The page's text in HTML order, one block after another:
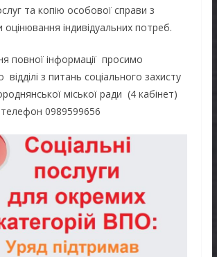
та копію особової справи з
індивідуальних потреб.
повної інформації просимо
відділі з питань соціального захисту
міської ради (4 кабінет)
0989599656